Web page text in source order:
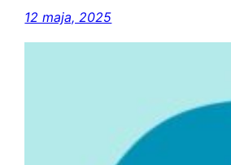
12 maja, 2025